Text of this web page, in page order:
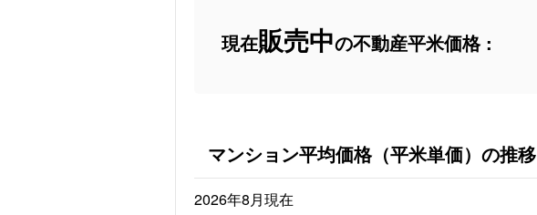
現在販売中の不動産平米価格 :
マンション平均価格（平米単価）の推移
2026年8月現在